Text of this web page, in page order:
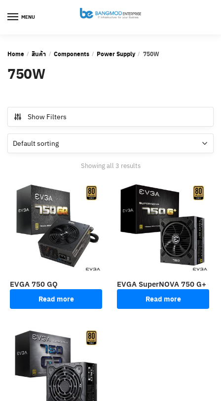
MENU
Home / สินค้า / Components / Power Supply / 750W
750W
Show Filters
Showing all 3 results
EVGA 750 GQ
Read more
EVGA SuperNOVA 750 G+
Read more